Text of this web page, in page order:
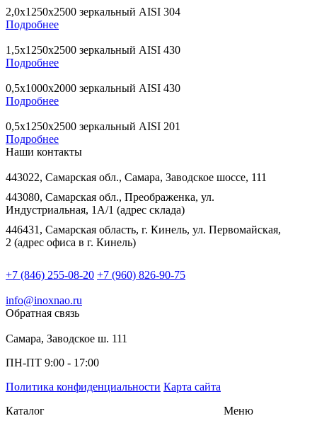
2,0х1250х2500 зеркальный AISI 304
Подробнее
1,5х1250х2500 зеркальный AISI 430
Подробнее
0,5х1000х2000 зеркальный AISI 430
Подробнее
0,5х1250х2500 зеркальный AISI 201
Подробнее
Наши контакты
443022, Самарская обл., Самара, Заводское шоссе, 111
443080, Самарская обл., Преображенка, ул.
Индустриальная, 1А/1 (адрес склада)
446431, Самарская область, г. Кинель, ул. Первомайская,
2 (адрес офиса в г. Кинель)
+7 (846) 255-08-20 +7 (960) 826-90-75
info@inoxnao.ru
Обратная связь
Самара, Заводское ш. 111
ПН-ПТ 9:00 - 17:00
Политика конфиденциальности Карта сайта
Каталог
Меню